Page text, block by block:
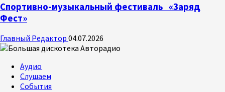
Спортивно-музыкальный фестиваль «Заряд
Фест»
Главный Редактор 04.07.2026
Аудио
Слушаем
События